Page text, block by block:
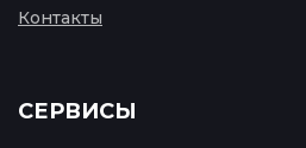
Контакты
СЕРВИСЫ